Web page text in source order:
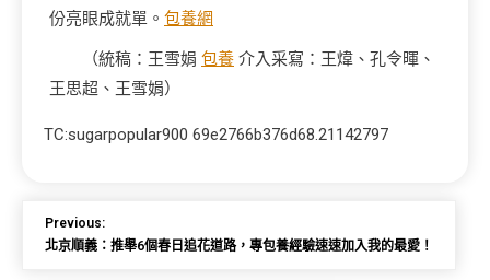
份亮眼成就單。 包養網
（統稿：王雪娟 包養 介入采寫：王煒、孔令暉、
王思超、王雪娟）
TC:sugarpopular900 69e2766b376d68.21142797
Previous:
北京順義：推舉6個春日追花道路，專包養經驗速速加入我的最愛！